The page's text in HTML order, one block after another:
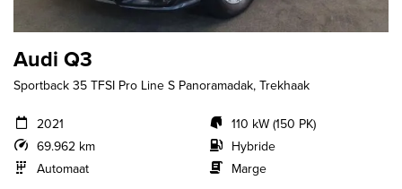
Audi Q3
Sportback 35 TFSI Pro Line S Panoramadak, Trekhaak
2021
69.962 km
Automaat
110 kW (150 PK)
Hybride
Marge